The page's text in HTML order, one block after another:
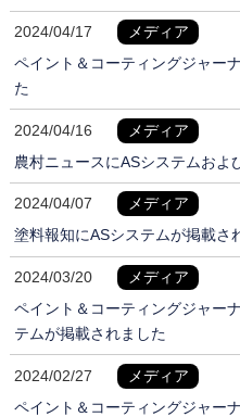
2024/04/17
メディア
ペイント＆コーティングジャー
た
2024/04/16
メディア
農村ニュースにASシステムおよ
2024/04/07
メディア
塗料報知にASシステムが掲載さ
2024/03/20
メディア
ペイント＆コーティングジャー
テムが掲載されました
2024/02/27
メディア
ペイント＆コーティングジャー